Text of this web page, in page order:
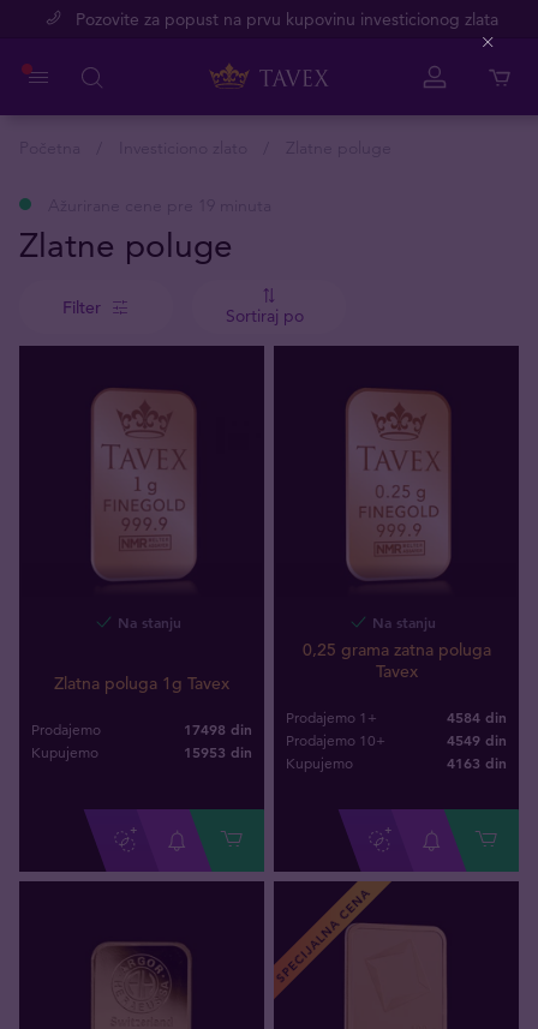
Pozovite za popust na prvu kupovinu investicionog zlata
Zlatne poluge
Filter Sortiraj po
Na stanju
Zlatna poluga 1g Tavex
Prodajemo 17498 din
Kupujemo 15953 din
Na stanju
0,25 grama zatna poluga
Tavex
Prodajemo 1+ 4584 din
Prodajemo 10+ 4549 din
Kupujemo 4163 din
SPECIJALNA CENA
Close